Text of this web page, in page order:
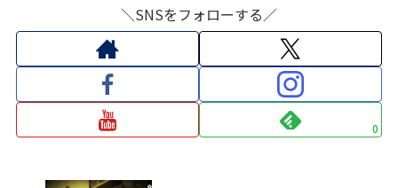
＼SNSをフォローする／
0